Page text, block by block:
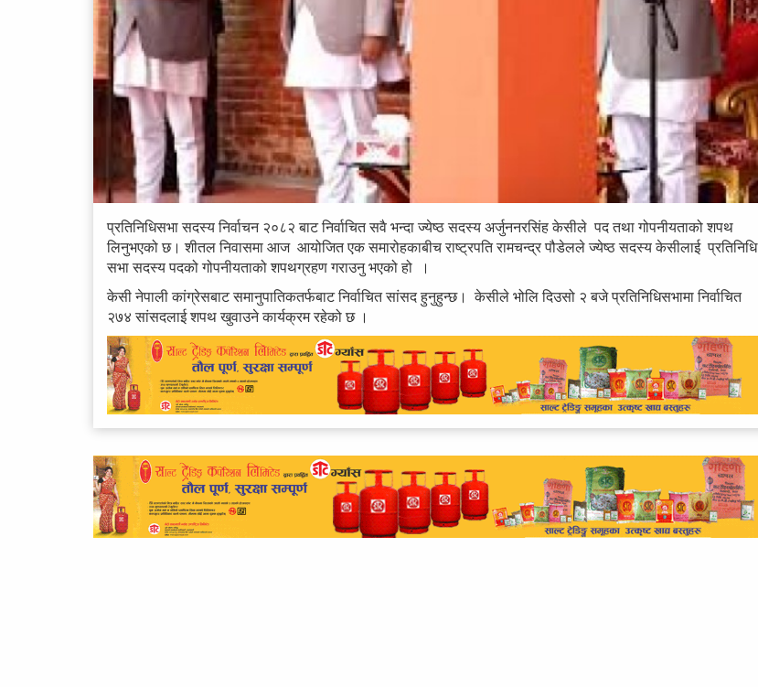
प्रतिनिधिसभा सदस्य निर्वाचन २०८२ बाट निर्वाचित सवै भन्दा ज्येष्ठ सदस्य अर्जुननरसिंह केसीले पद तथा गोपनीयताको शपथ
लिनुभएको छ। शीतल निवासमा आज आयोजित एक समारोहकाबीच राष्ट्रपति रामचन्द्र पौडेलले ज्येष्ठ सदस्य केसीलाई प्रतिनिधि
सभा सदस्य पदको गोपनीयताको शपथग्रहण गराउनु भएको हो ।
केसी नेपाली कांग्रेसबाट समानुपातिकतर्फबाट निर्वाचित सांसद हुनुहुन्छ। केसीले भोलि दिउसो २ बजे प्रतिनिधिसभामा निर्वाचित
२७४ सांसदलाई शपथ खुवाउने कार्यक्रम रहेको छ ।